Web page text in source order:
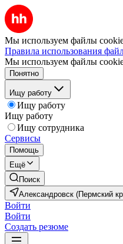
Мы используем файлы
Правила использования
Мы используем файлы
Понятно
Ищу работу
Ищу работу
Ищу работу
Ищу сотрудника
Сервисы
Помощь
Ещё
Поиск
Александровск (Пермский
Войти
Войти
Создать резюме